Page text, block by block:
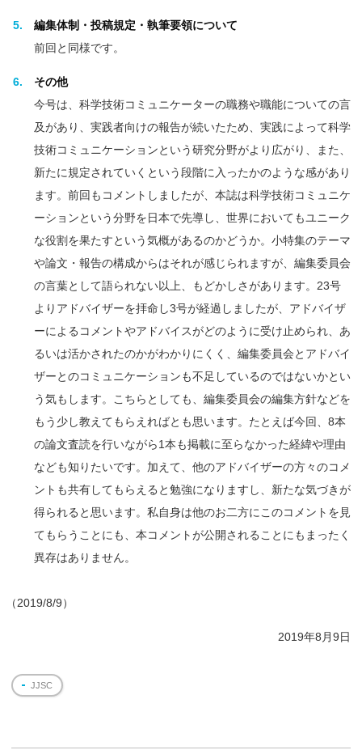
編集体制・投稿規定・執筆要領について
前回と同様です。
その他
今号は、科学技術コミュニケーターの職務や職能についての言
及があり、実践者向けの報告が続いたため、実践によって科学
技術コミュニケーションという研究分野がより広がり、また、
新たに規定されていくという段階に入ったかのような感があり
ます。前回もコメントしましたが、本誌は科学技術コミュニケ
ーションという分野を日本で先導し、世界においてもユニーク
な役割を果たすという気概があるのかどうか。小特集のテーマ
や論文・報告の構成からはそれが感じられますが、編集委員会
の言葉として語られない以上、もどかしさがあります。23号
よりアドバイザーを拝命し3号が経過しましたが、アドバイザ
ーによるコメントやアドバイスがどのように受け止められ、あ
るいは活かされたのかがわかりにくく、編集委員会とアドバイ
ザーとのコミュニケーションも不足しているのではないかとい
う気もします。こちらとしても、編集委員会の編集方針などを
もう少し教えてもらえればとも思います。たとえば今回、8本
の論文査読を行いながら1本も掲載に至らなかった経緯や理由
なども知りたいです。加えて、他のアドバイザーの方々のコメ
ントも共有してもらえると勉強になりますし、新たな気づきが
得られると思います。私自身は他のお二方にこのコメントを見
てもらうことにも、本コメントが公開されることにもまったく
異存はありません。
（2019/8/9）
2019年8月9日
JJSC